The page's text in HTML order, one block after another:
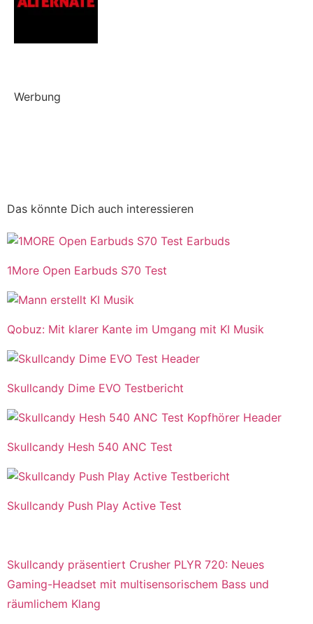
Werbung
Das könnte Dich auch interessieren
1More Open Earbuds S70 Test
Qobuz: Mit klarer Kante im Umgang mit KI Musik
Skullcandy Dime EVO Testbericht
Skullcandy Hesh 540 ANC Test
Skullcandy Push Play Active Test
Skullcandy präsentiert Crusher PLYR 720: Neues
Gaming-Headset mit multisensorischem Bass und
räumlichem Klang